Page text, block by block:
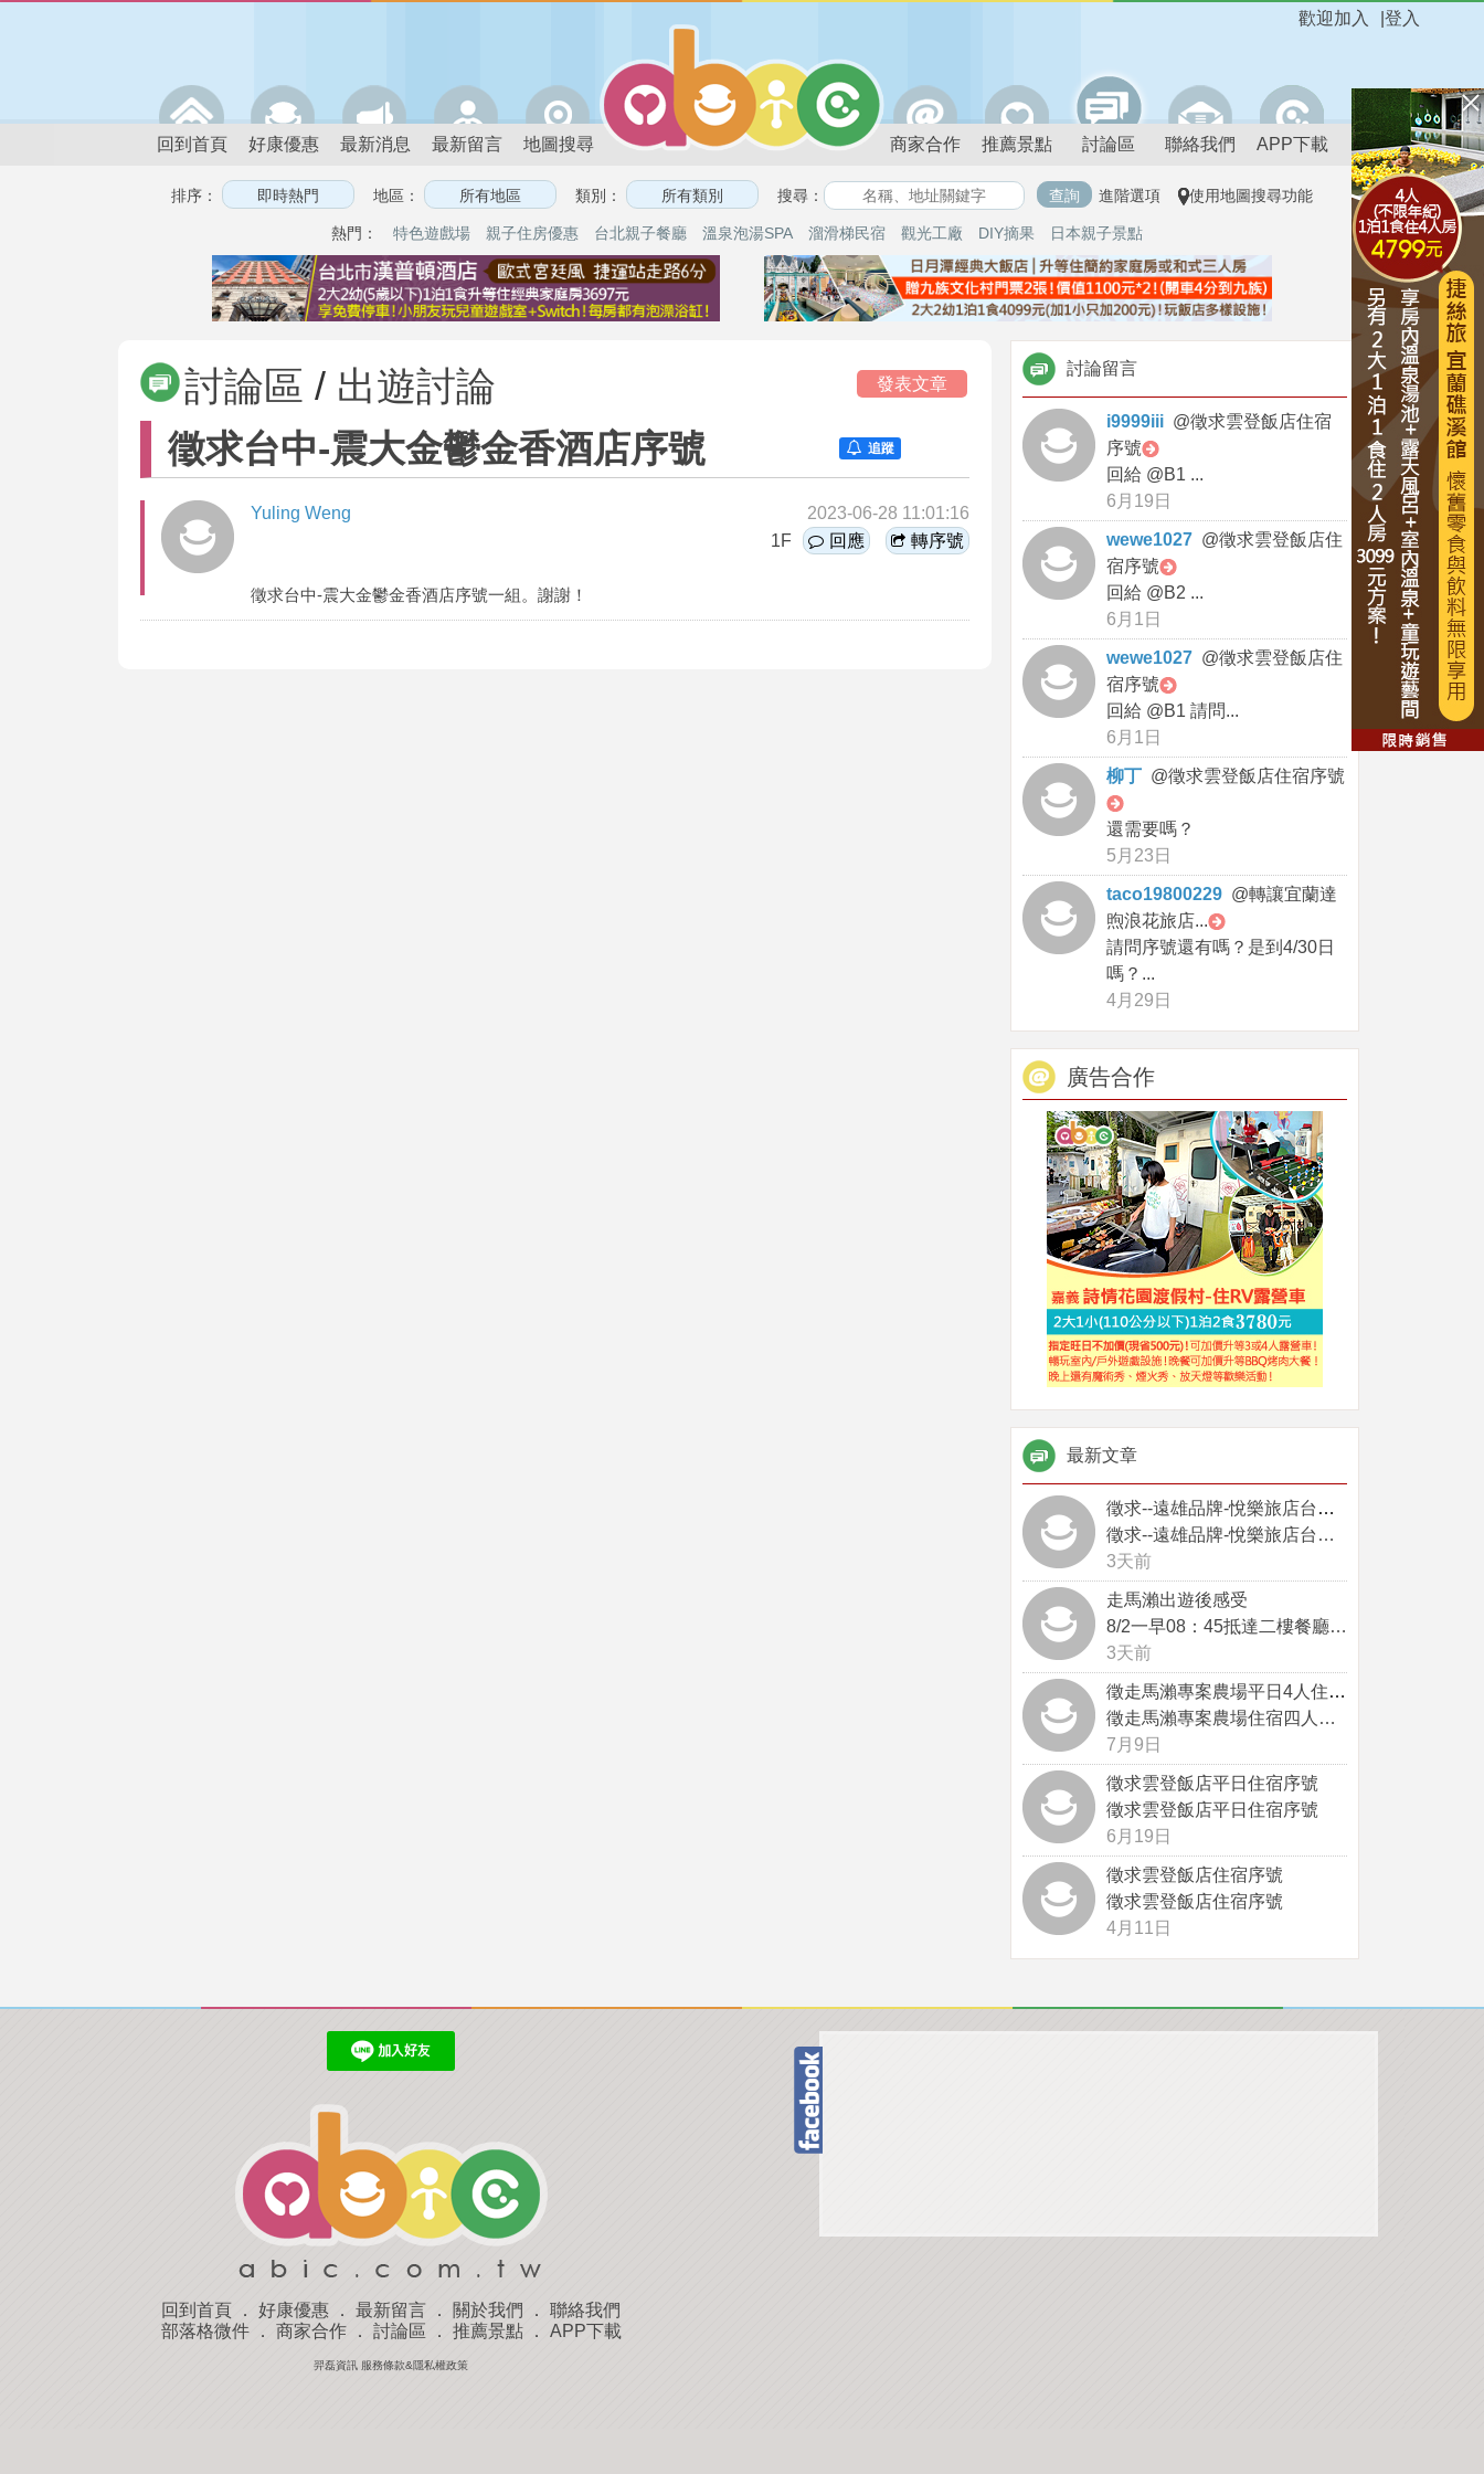
登入
歡迎加入
回到首頁 好康優惠 最新消息 最新留言 地圖搜尋 商家合作 推薦景點 討論區 聯絡我們 APP下載
排序： 地區： 類別： 搜尋： 進階選項 使用地圖搜尋功能
熱門： 特色遊戲場 親子住房優惠 台北親子餐廳 溫泉泡湯SPA 溜滑梯民宿 觀光工廠 DIY摘果 日本親子景點
討論區 / 出遊討論 發表文章
徵求台中-震大金鬱金香酒店序號 追蹤
Yuling Weng
2023-06-28 11:01:16
1F
回應 轉序號
徵求台中-震大金鬱金香酒店序號一組。謝謝！
討論留言
i9999iii @徵求雲登飯店住宿
序號
回給 @B1 ...
6月19日
wewe1027 @徵求雲登飯店住
宿序號
回給 @B2 ...
6月1日
wewe1027 @徵求雲登飯店住
宿序號
回給 @B1 請問...
6月1日
柳丁 @徵求雲登飯店住宿序號
還需要嗎？
5月23日
taco19800229 @轉讓宜蘭達
煦浪花旅店...
請問序號還有嗎？是到4/30日
嗎？...
4月29日
廣告合作
最新文章
徵求--遠雄品牌-悅樂旅店台中站前...
徵求--遠雄品牌-悅樂旅店台中站前...
3天前
走馬瀨出遊後感受
8/2一早08：45抵達二樓餐廳，...
3天前
徵走馬瀨專案農場平日4人住宿序號
徵走馬瀨專案農場住宿四人序號，感謝
7月9日
徵求雲登飯店平日住宿序號
徵求雲登飯店平日住宿序號
6月19日
徵求雲登飯店住宿序號
徵求雲登飯店住宿序號
4月11日
回到首頁 ． 好康優惠 ． 最新留言 ． 關於我們 ． 聯絡我們
部落格微件． 商家合作． 討論區 ． 推薦景點． APP下載
羿磊資訊 服務條款&隱私權政策